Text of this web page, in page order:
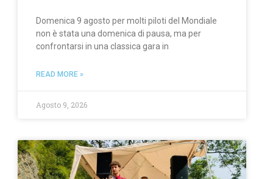
Domenica 9 agosto per molti piloti del Mondiale
non è stata una domenica di pausa, ma per
confrontarsi in una classica gara in
READ MORE »
Agosto 9, 2026